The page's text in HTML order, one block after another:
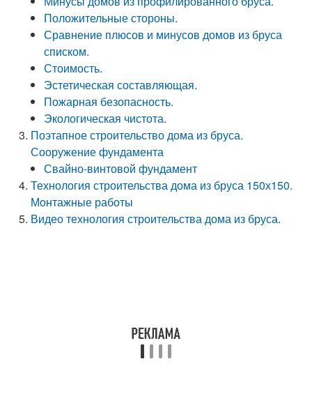
Положительные стороны.
Сравнение плюсов и минусов домов из бруса
списком.
Стоимость.
Эстетическая составляющая.
Пожарная безопасность.
Экологическая чистота.
Поэтапное строительство дома из бруса.
Сооружение фундамента
Свайно-винтовой фундамент
Технология строительства дома из бруса 150х150.
Монтажные работы
Видео технология строительства дома из бруса.